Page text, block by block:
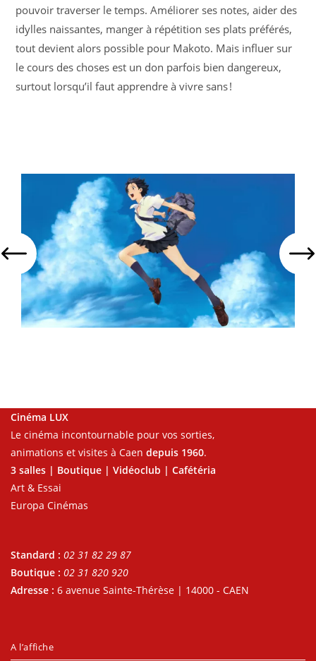
pouvoir traverser le temps. Améliorer ses notes, aider des
idylles naissantes, manger à répétition ses plats préférés,
tout devient alors possible pour Makoto. Mais influer sur
le cours des choses est un don parfois bien dangereux,
surtout lorsqu’il faut apprendre à vivre sans !
Cinéma LUX
Le cinéma incontournable pour vos sorties,
animations et visites à Caen depuis 1960.
3 salles | Boutique | Vidéoclub | Cafétéria
Art & Essai
Europa Cinémas
Standard : 02 31 82 29 87
Boutique : 02 31 820 920
Adresse : 6 avenue Sainte-Thérèse | 14000 - CAEN
A l’affiche